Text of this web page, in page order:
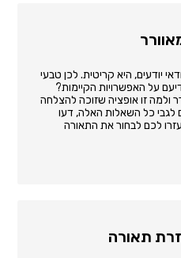
יודעים, היא קריטית. לכן טבעי
על האפשרויות הקיימות?
ולמה זו אופציה שזוכה להצלחה
כל השאלות האלה, דעו
לכם לבחור את התאורה
תאורה